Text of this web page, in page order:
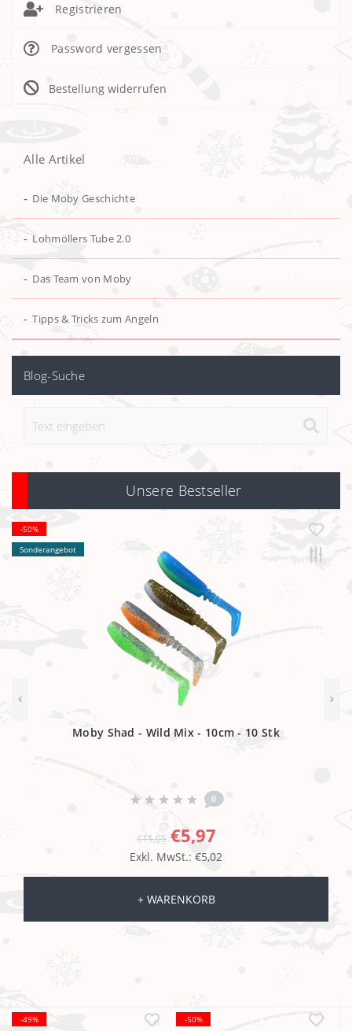
Registrieren
Password vergessen
Bestellung widerrufen
Alle Artikel
- Die Moby Geschichte
- Lohmöllers Tube 2.0
- Das Team von Moby
- Tipps & Tricks zum Angeln
Blog-Suche
Unsere Bestseller
-50%
Sonderangebot
Moby Shad - Wild Mix - 10cm - 10 Stk
0
€11,95 €5,97
Exkl. MwSt.: €5,02
+ WARENKORB
-49%
-50%